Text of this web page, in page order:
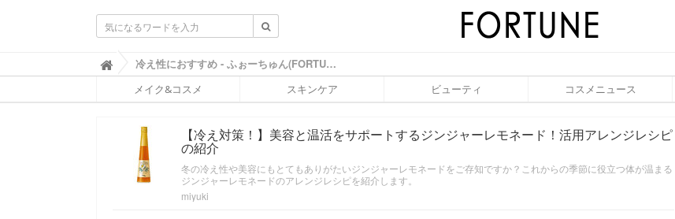
ふ
ぉ
ち
冷え性におすすめ - ふぉーちゅん(FORTUNE)
メイク&コスメ スキンケア ビューティ コスメニュース
【冷え対策！】美容と温活をサポートするジンジャーレモネード！活用アレンジレシピ
の紹介
冬の冷え性や美容にもとてもありがたいジンジャーレモネードをご存知ですか？これからの季節に役立つ体が温まる
ジンジャーレモネードのアレンジレシピを紹介します。
miyuki